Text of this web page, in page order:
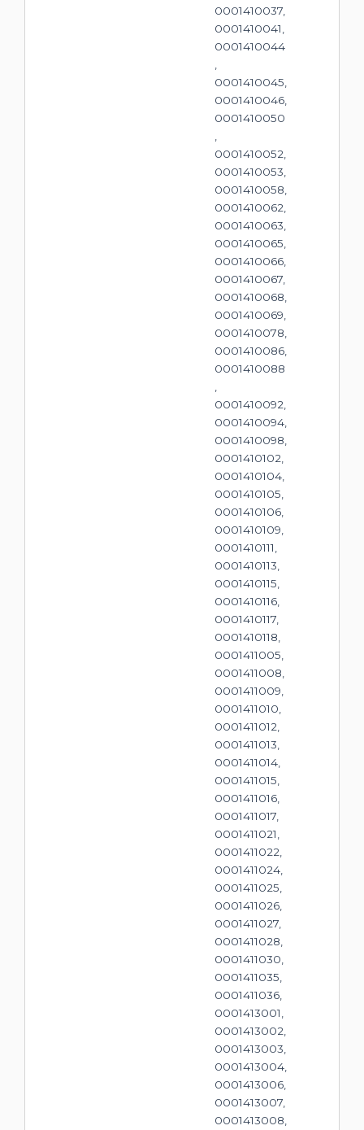
0001410037,
0001410041,
0001410044
0001410045,
0001410046,
0001410050
0001410052,
0001410053,
0001410058,
0001410062,
0001410063,
0001410065,
0001410066,
0001410067,
0001410068,
0001410069,
0001410078,
0001410086,
0001410088
0001410092,
0001410094,
0001410098,
0001410102,
0001410104,
0001410105,
0001410106,
0001410109,
0001410111,
0001410113,
0001410115,
0001410116,
0001410117,
0001410118,
0001411005,
0001411008,
0001411009,
0001411010,
0001411012,
0001411013,
0001411014,
0001411015,
0001411016,
0001411017,
0001411021,
0001411022,
0001411024,
0001411025,
0001411026,
0001411027,
0001411028,
0001411030,
0001411035,
0001411036,
0001413001,
0001413002,
0001413003,
0001413004,
0001413006,
0001413007,
0001413008,